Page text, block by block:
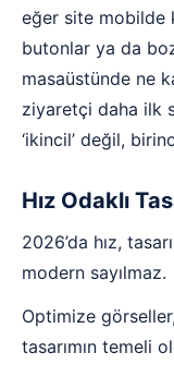
eğer site mobilde
butonlar ya da
masaüstünde ne
ziyaretçi daha ilk
‘ikincil’ değil,
Hız Odaklı
2026’da hız,
modern sayılmaz.
Optimize
tasarımın temeli